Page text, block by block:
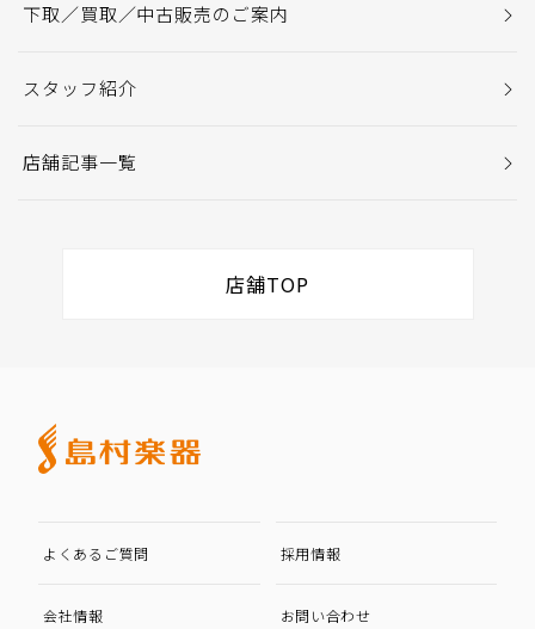
下取／買取／中古販売のご案内
スタッフ紹介
店舗記事一覧
店舗TOP
よくあるご質問 採用情報
会社情報 お問い合わせ